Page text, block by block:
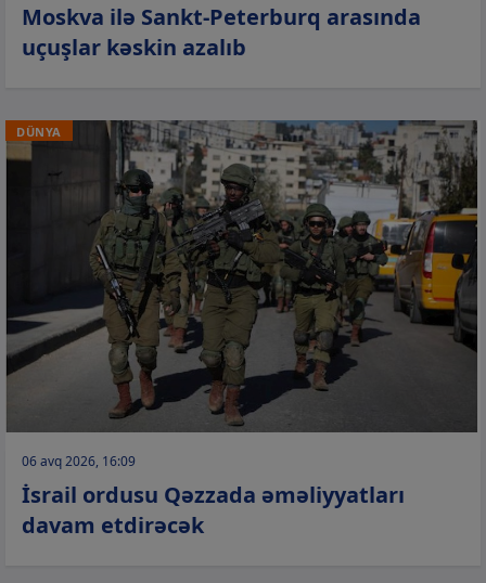
Moskva ilə Sankt-Peterburq arasında
uçuşlar kəskin azalıb
DÜNYA
06 avq 2026, 16:09
İsrail ordusu Qəzzada əməliyyatları
davam etdirəcək